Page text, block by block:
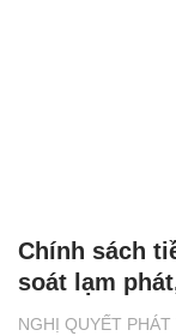
NGHỊ QUYẾT
Chính sách
soát lạm